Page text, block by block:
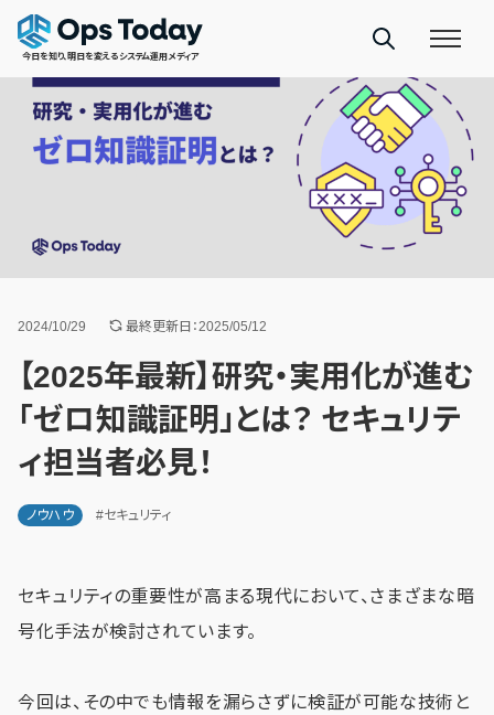
今日を知り、明日を変えるシステム運用メディア
2024/10/29 最終更新日：2025/05/12
【2025年最新】研究・実用化が進む
「ゼロ知識証明」とは？ セキュリテ
ィ担当者必見！
ノウハウ #セキュリティ
セキュリティの重要性が高まる現代において、さまざまな暗
号化手法が検討されています。
今回は、その中でも情報を漏らさずに検証が可能な技術と